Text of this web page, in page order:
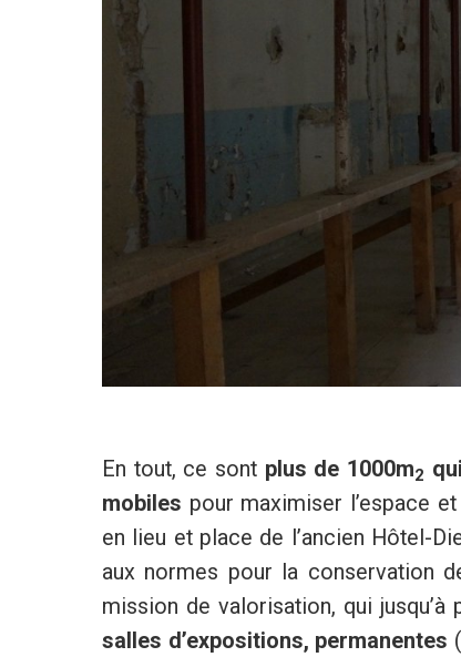
En tout, ce sont plus de 1000m2
mobiles pour maximiser l’espace
en lieu et place de l’ancien Hôtel-
aux normes pour la conservation
mission de valorisation, qui jusqu’à
salles d’expositions, permanentes